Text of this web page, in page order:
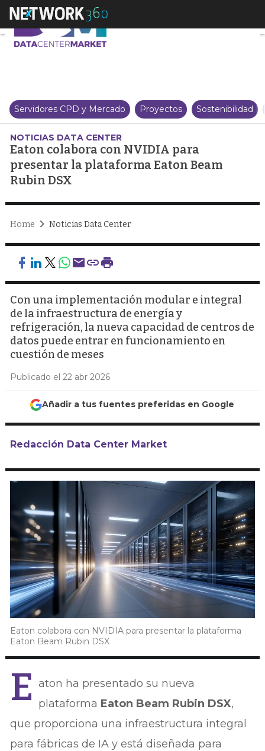
Eaton colabora con NVIDIA
Servidores CPD y Mercado Proyectos Sostenibilidad
NOTICIAS DATA CENTER
Eaton colabora con NVIDIA para
presentar la plataforma Eaton Beam
Rubin DSX
Home Noticias Data Center
Con una implementación modular e integral
de la infraestructura de energía y
refrigeración, la nueva capacidad de centros de
datos puede entrar en funcionamiento en
cuestión de meses
Publicado el 22 abr 2026
Añadir a tus fuentes preferidas en Google
Redacción Data Center Market
Eaton colabora con NVIDIA para presentar la plataforma
Eaton Beam Rubin DSX
E aton ha presentado su nueva
plataforma Eaton Beam Rubin DSX,
que proporciona una infraestructura integral
para fábricas de IA y está diseñada para